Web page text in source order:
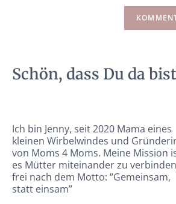
Schön, dass Du da
Ich bin Jenny, seit 2020 Mama eines
kleinen Wirbelwindes und
von Moms 4 Moms. Meine Mission
es Mütter miteinander zu
frei nach dem Motto: “Gemeinsam,
statt einsam”